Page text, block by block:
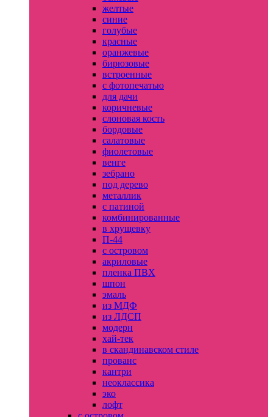
желтые
синие
голубые
красные
оранжевые
бирюзовые
встроенные
с фотопечатью
для дачи
коричневые
слоновая кость
бордовые
салатовые
фиолетовые
венге
зебрано
под дерево
металлик
с патиной
комбинированные
в хрущевку
П-44
с островом
акриловые
пленка ПВХ
шпон
эмаль
из МДФ
из ЛДСП
модерн
хай-тек
в скандинавском стиле
прованс
кантри
неоклассика
эко
лофт